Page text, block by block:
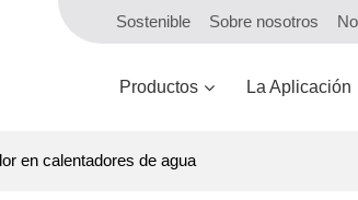
Sostenible Sobre nosotros
Productos La Aplicación
en calentadores de agua